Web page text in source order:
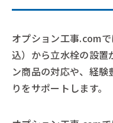
オプション工事.com
込）から立水栓の設置
ン商品の対応や、経験
りをサポートします。